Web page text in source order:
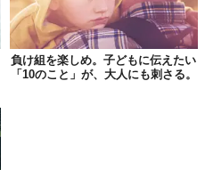
負け組を楽しめ。子どもに伝えたい
「10のこと」が、大人にも刺さる。